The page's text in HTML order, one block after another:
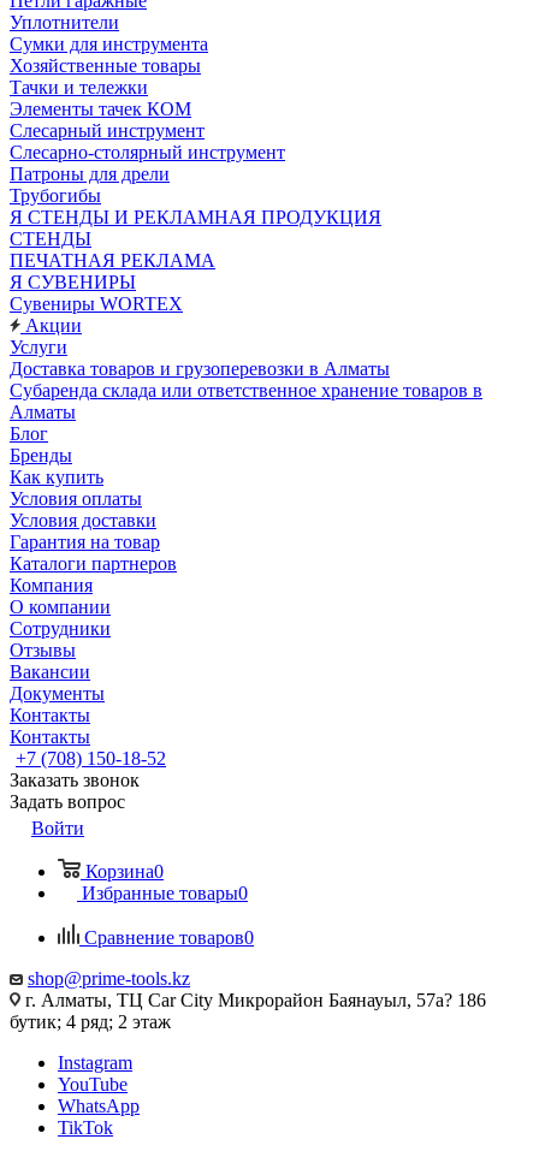
Уплотнители
Сумки для инструмента
Хозяйственные товары
Тачки и тележки
Элементы тачек КОМ
Слесарный инструмент
Слесарно-столярный инструмент
Патроны для дрели
Трубогибы
Я СТЕНДЫ И РЕКЛАМНАЯ ПРОДУКЦИЯ
СТЕНДЫ
ПЕЧАТНАЯ РЕКЛАМА
Я СУВЕНИРЫ
Сувениры WORTEX
Акции
Услуги
Доставка товаров и грузоперевозки в Алматы
Субаренда склада или ответственное хранение товаров в
Алматы
Блог
Бренды
Как купить
Условия оплаты
Условия доставки
Гарантия на товар
Каталоги партнеров
Компания
О компании
Сотрудники
Отзывы
Вакансии
Документы
Контакты
Контакты
+7 (708) 150-18-52
Заказать звонок
Задать вопрос
Войти
Корзина0
Избранные товары0
Сравнение товаров0
shop@prime-tools.kz
г. Алматы, ТЦ Car City​ ​Микрорайон Баянауыл, 57а? ​186
бутик; 4 ряд; 2 этаж
Instagram
YouTube
WhatsApp
TikTok